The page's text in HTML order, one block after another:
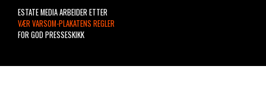
ESTATE MEDIA ARBEIDER ETTER
VÆR VARSOM-PLAKATENS REGLER
FOR GOD PRESSESKIKK